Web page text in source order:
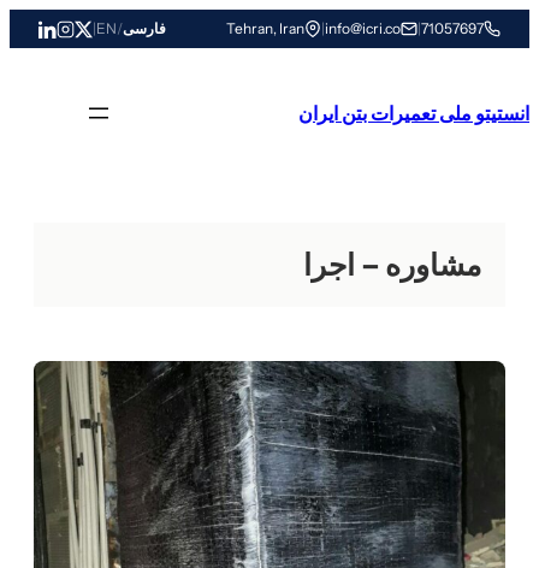
به
71057697
|
info@icri.co
|
Tehran, Iran فارسی/
EN
|
انستیتو ملی تعمیرات بتن ایران
مشاوره – اجرا